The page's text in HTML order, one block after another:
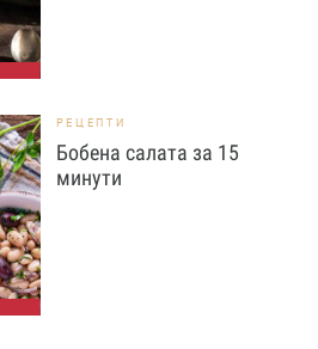
РЕЦЕПТИ
Бобена салата за 15
минути